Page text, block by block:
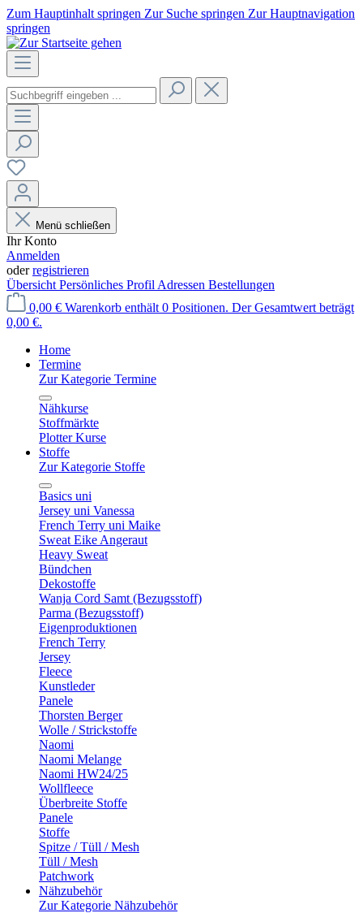
Zum Hauptinhalt springen Zur Suche springen Zur Hauptnavigation
springen
Menü schließen
Ihr Konto
Anmelden
oderregistrieren
Übersicht Persönliches Profil Adressen Bestellungen
0,00 € Warenkorb enthält 0 Positionen. Der Gesamtwert beträgt
0,00 €.
Home
Termine
Zur Kategorie Termine
Nähkurse
Stoffmärkte
Plotter Kurse
Stoffe
Zur Kategorie Stoffe
Basics uni
Jersey uni Vanessa
French Terry uni Maike
Sweat Eike Angeraut
Heavy Sweat
Bündchen
Dekostoffe
Wanja Cord Samt (Bezugsstoff)
Parma (Bezugsstoff)
Eigenproduktionen
French Terry
Jersey
Fleece
Kunstleder
Panele
Thorsten Berger
Wolle / Strickstoffe
Naomi
Naomi Melange
Naomi HW24/25
Wollfleece
Überbreite Stoffe
Panele
Stoffe
Spitze / Tüll / Mesh
Tüll / Mesh
Patchwork
Nähzubehör
Zur Kategorie Nähzubehör